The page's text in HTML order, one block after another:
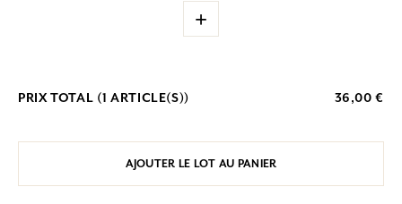
+
PRIX TOTAL (1 ARTICLE(S)) 36,00 €
AJOUTER LE LOT AU PANIER